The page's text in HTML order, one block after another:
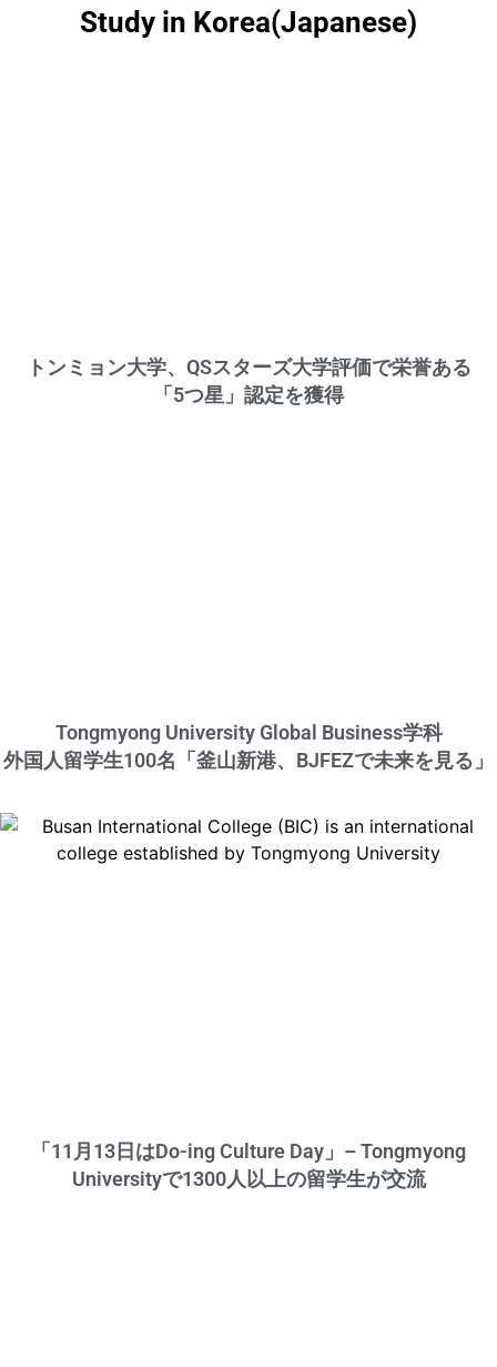
Study in Korea(Japanese)
トンミョン大学、QSスターズ大学評価で栄誉ある
「5つ星」認定を獲得
Tongmyong University Global Business学科
外国人留学生100名「釜山新港、BJFEZで未来を見る」
「11月13日はDo-ing Culture Day」– Tongmyong
Universityで1300人以上の留学生が交流